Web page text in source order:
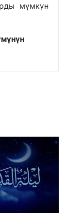
мүмкүн